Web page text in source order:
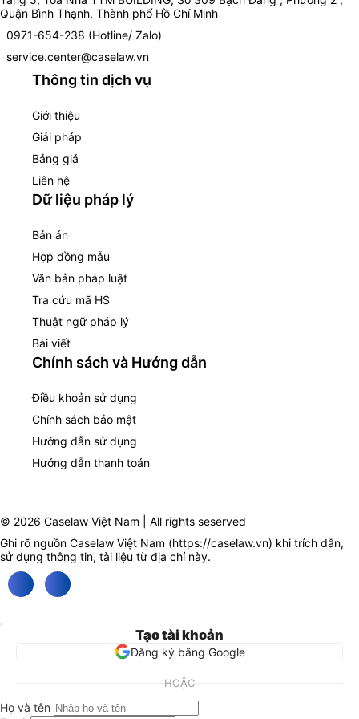
Quận Bình Thạnh, Thành phố Hồ Chí Minh
0971-654-238 (Hotline/ Zalo)
service.center@caselaw.vn
Thông tin dịch vụ
Giới thiệu
Giải pháp
Bảng giá
Liên hệ
Dữ liệu pháp lý
Bản án
Hợp đồng mẫu
Văn bản pháp luật
Tra cứu mã HS
Thuật ngữ pháp lý
Bài viết
Chính sách và Hướng dẫn
Điều khoản sử dụng
Chính sách bảo mật
Hướng dẫn sử dụng
Hướng dẫn thanh toán
© 2026 Caselaw Việt Nam | All rights seserved
Ghi rõ nguồn Caselaw Việt Nam (https://caselaw.vn) khi trích dẫn,
sử dụng thông tin, tài liệu từ địa chỉ này.
Tạo tài khoản
Đăng ký bằng Google
HOẶC
Họ và tên